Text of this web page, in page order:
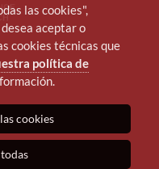
las cookies",
aceptar o
cookies técnicas que
política de
cookies